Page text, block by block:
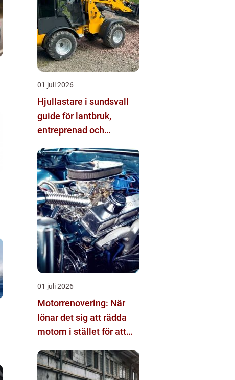
01 juli 2026
Hjullastare i sundsvall
guide för lantbruk,
entreprenad och
01 juli 2026
Motorrenovering: När
lönar det sig att rädda
motorn i stället för att